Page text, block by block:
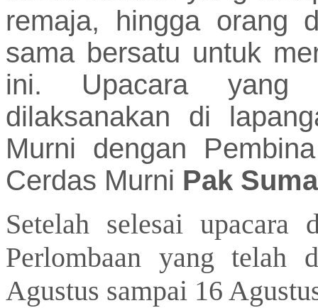
remaja, hingga orang
sama bersatu untuk
ini. Upacara yang
dilaksanakan di
Murni dengan
Cerdas Murni Pak
Setelah selesai upacara
Perlombaan yang telah
Agustus sampai 16